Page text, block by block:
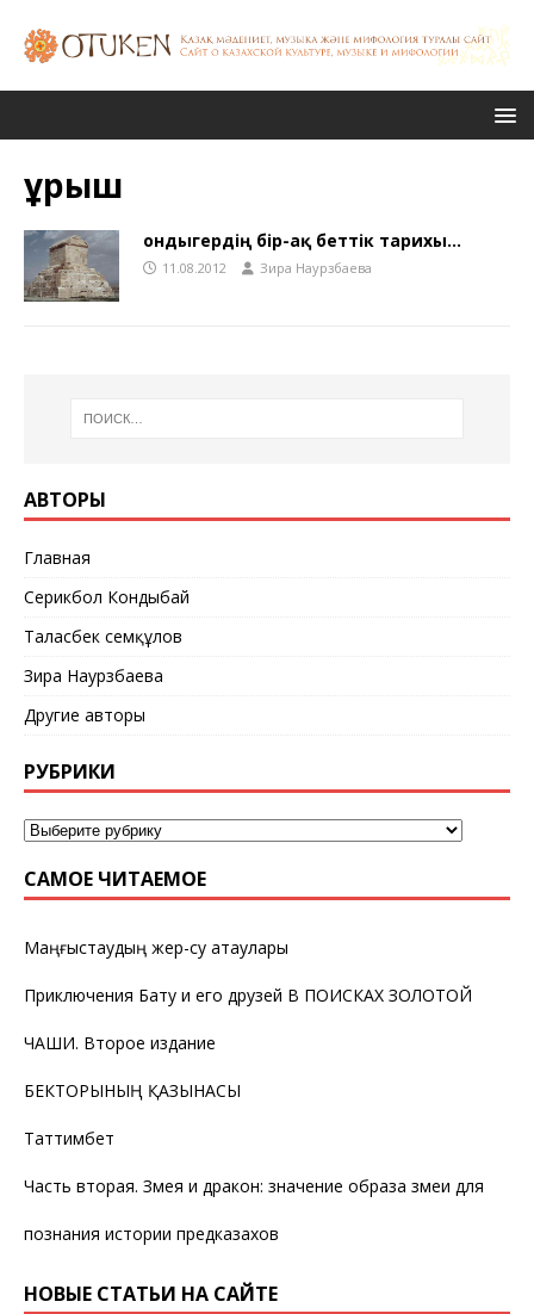
Құрыш
Қондыгердің бір-ақ беттік тарихы…
11.08.2012 Зира Наурзбаева
АВТОРЫ
Главная
Серикбол Кондыбай
Таласбек Әсемқұлов
Зира Наурзбаева
Другие авторы
РУБРИКИ
САМОЕ ЧИТАЕМОЕ
Маңғыстаудың жер-су атаулары
Приключения Бату и его друзей В ПОИСКАХ ЗОЛОТОЙ
ЧАШИ. Второе издание
БЕКТОРЫНЫҢ ҚАЗЫНАСЫ
Таттимбет
Часть вторая. Змея и дракон: значение образа змеи для
познания истории предказахов
НОВЫЕ СТАТЬИ НА САЙТЕ